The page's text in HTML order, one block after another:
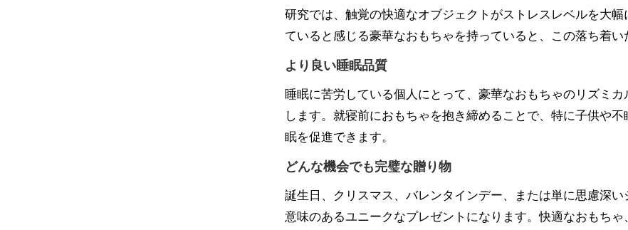
研究では、触覚の快適なオブジェクトがストレスレベルを大
ていると感じる豪華なおもちゃを持っていると、この落ち着
より良い睡眠品質
睡眠に苦労している個人にとって、豪華なおもちゃのリズミ
します。就寝前におもちゃを抱き締めることで、特に子供や
眠を促進できます。
どんな機会でも完璧な贈り物
誕生日、クリスマス、バレンタインデー、または単に思慮深
意味のあるユニークなプレゼントになります。快適なおもち